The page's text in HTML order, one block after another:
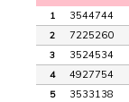
1 3544744
2 7225260
3 3524534
4 4927754
5 3533138